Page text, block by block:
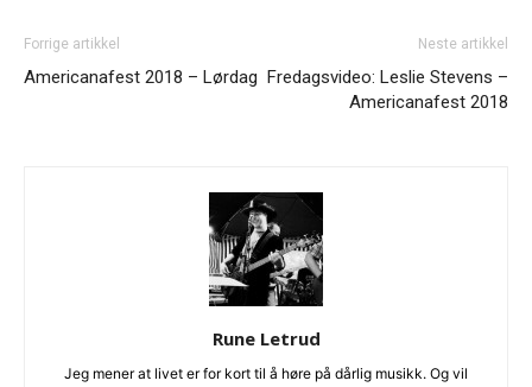
Ønsker du omtale på Dust of Daylight?
Forrige artikkel
Americanafest 2018 – Lørdag
Neste artikkel
Fredagsvideo: Leslie Stevens –
Americanafest 2018
Rune Letrud
Jeg mener at livet er for kort til å høre på dårlig musikk. Og vil